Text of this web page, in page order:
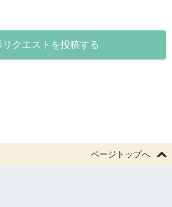
リクエストを投稿する
ページトップへ